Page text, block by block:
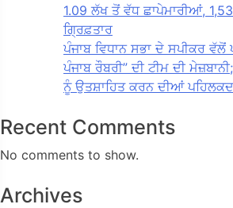
1.09 ਲੱਖ ਤੋਂ ਵੱਧ ਛਾਪੇਮਾਰੀਆਂ,
ਗ੍ਰਿਫ਼ਤਾਰ
ਪੰਜਾਬ ਵਿਧਾਨ ਸਭਾ ਦੇ ਸਪੀਕਰ ਵੱਲੋਂ
ਪੰਜਾਬ ਰੌਬਰੀ” ਦੀ ਟੀਮ ਦੀ
ਨੂੰ ਉਤਸ਼ਾਹਿਤ ਕਰਨ ਦੀਆਂ
Recent Comments
No comments to show.
Archives